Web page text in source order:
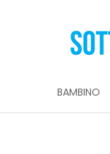
BAMBINO